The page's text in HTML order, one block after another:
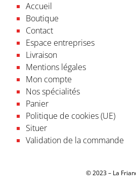
Accueil
Boutique
Contact
Espace entreprises
Livraison
Mentions légales
Mon compte
Nos spécialités
Panier
Politique de cookies (UE)
Situer
Validation de la commande
© 2023 – La